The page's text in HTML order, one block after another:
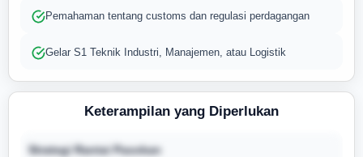
Pemahaman tentang customs dan regulasi perdagangan
Gelar S1 Teknik Industri, Manajemen, atau Logistik
Keterampilan yang Diperlukan
Strategi Rantai Pasokan